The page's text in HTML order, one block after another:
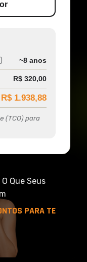
~8 anos
R$ 320,00
R$ 1.938,88
(TCO) para
Que Seus
PARA TE